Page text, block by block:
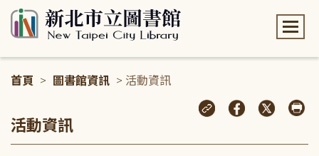
首頁 > 圖書館資訊 > 活動資訊
活動資訊